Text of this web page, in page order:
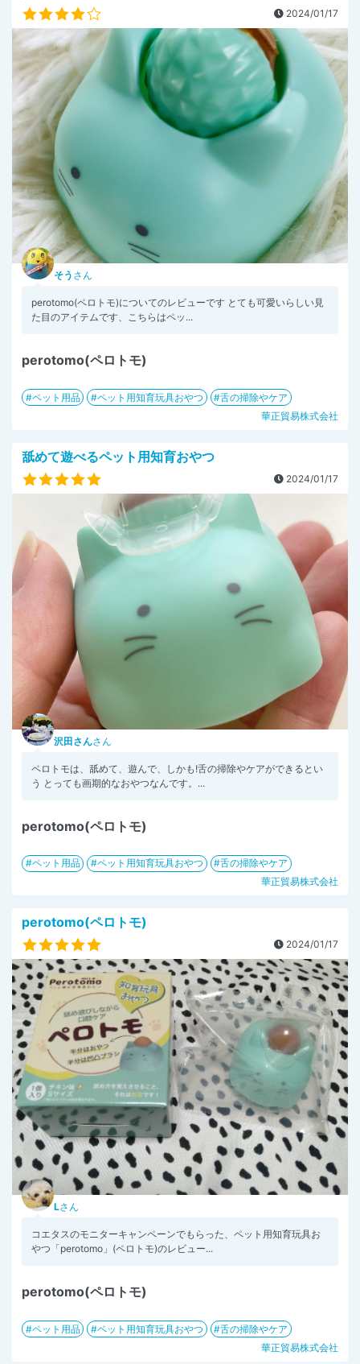
2024/01/17
そう さん
perotomo(ペロトモ)についてのレビューです とても可愛いらしい見
た目のアイテムです、こちらはペッ...
perotomo(ペロトモ)
ペット用品 ペット用知育玩具おやつ
舌の掃除やケア
華正貿易株式会社
舐めて遊べるペット用知育おやつ
2024/01/17
沢田さんさん
ペロトモは、舐めて、遊んで、しかも!舌の掃除やケアができるとい
う とっても画期的なおやつなんです。...
perotomo(ペロトモ)
ペット用品 ペット用知育玩具おやつ
舌の掃除やケア
華正貿易株式会社
perotomo(ペロトモ)
2024/01/17
Lさん
コエタスのモニターキャンペーンでもらった、ペット用知育玩具お
やつ「perotomo」(ペロトモ)のレビュー...
perotomo(ペロトモ)
ペット用品 ペット用知育玩具おやつ
舌の掃除やケア
華正貿易株式会社